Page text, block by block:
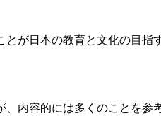
が日本の教育と文化の目指
内容的には多くのことを参